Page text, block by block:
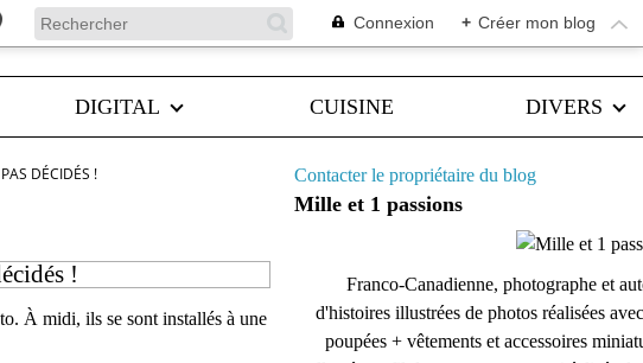
Connexion + Créer mon blog
DIGITAL CUISINE DIVERS
DÉCIDÉS !
!
À midi, ils se sont installés à une
Contacter le propriétaire du blog
Mille et 1 passions
Franco-Canadienne, photographe et
d'histoires illustrées de photos réalisées
poupées + vêtements et accessoires